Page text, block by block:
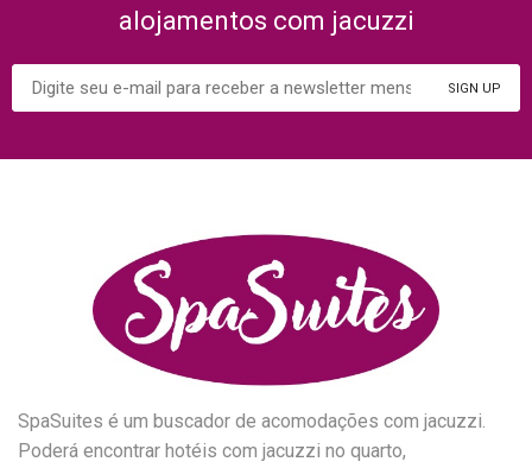
alojamentos com jacuzzi
SpaSuites é um buscador de acomodações com jacuzzi.
Poderá encontrar hotéis com jacuzzi no quarto,